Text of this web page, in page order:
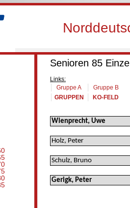
Senioren 85
Links:
Gruppe A
Gruppe B
GRUPPEN
KO-FELD
Wienprecht, Uwe
Holz, Peter
Schulz, Bruno
Gerigk, Peter